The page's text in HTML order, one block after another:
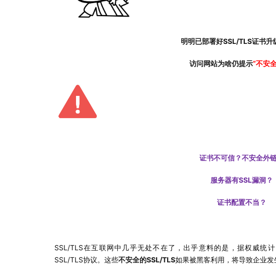
明明已部署好SSL/TLS证书升
访问网站为啥仍提示“不安
证书不可信？不安全外
服务器有SSL漏洞？
证书配置不当？
SSL/TLS在互联网中几乎无处不在了，出乎意料的是，据权威统
SSL/TLS协议。这些不安全的SSL/TLS如果被黑客利用，将导致企业发